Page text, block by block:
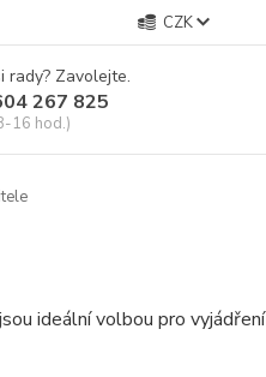
CZK
rady? Zavolejte.
267 825
16 hod.)
ideální volbou pro